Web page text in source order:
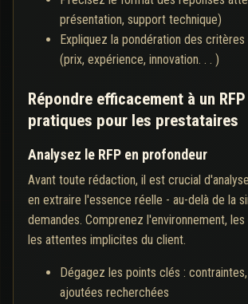
présentation, support technique)
Expliquez la pondération des
(prix, expérience, innovation. . . )
Répondre efficacement à un
pratiques pour les prestataires
Analysez le RFP en profondeur
Avant toute rédaction, il est crucial
en extraire l'essence réelle - au-delà de la
demandes. Comprenez l'environnement,
les attentes implicites du client.
Dégagez les points clés :
ajoutées recherchées